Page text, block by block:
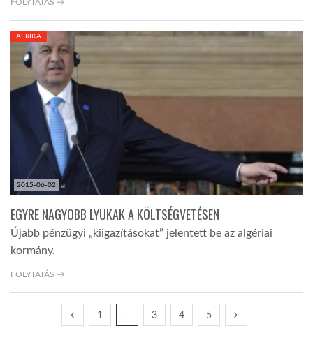
FOLYTATÁS →
2015-06-02
AFRIKA
EGYRE NAGYOBB LYUKAK A KÖLTSÉGVETÉSEN
Újabb pénzügyi „kiigazításokat” jelentett be az algériai
kormány.
FOLYTATÁS →
1 3 4 5